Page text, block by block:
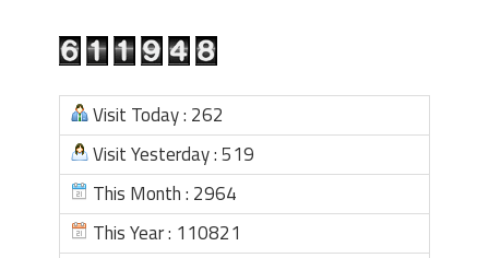
Visit Today : 262
Visit Yesterday : 519
This Month : 2964
This Year : 110821